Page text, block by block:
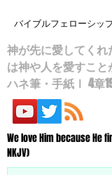
バイブルフェローシッ
神が先に愛してく
は神や人を愛すこ
ハネ筆・手紙Ⅰ 4章19
We love Him because He
NKJV)